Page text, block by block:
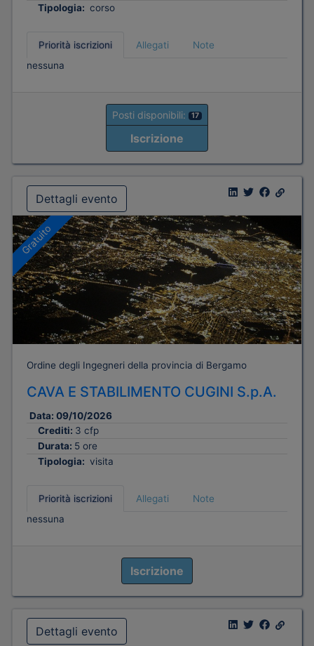
Tipologia: corso
Priorità iscrizioni Allegati
Note
nessuna
Posti disponibili: 17
Iscrizione
Dettagli evento
Gratuito
Ordine degli Ingegneri della provincia di Bergamo
CAVA E STABILIMENTO CUGINI S.p.A.
Data: 09/10/2026
Crediti: 3 cfp
Durata: 5 ore
Tipologia: visita
Priorità iscrizioni Allegati
Note
nessuna
Iscrizione
Dettagli evento